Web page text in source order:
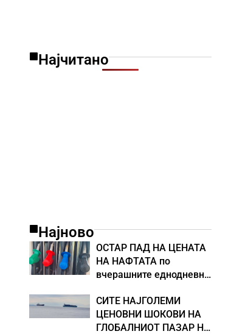
Најчитано
Најново
ОСТАР ПАД НА ЦЕНАТА
НА НАФТАТА по
вчерашните еднодневни
СИТЕ НАЈГОЛЕМИ
ЦЕНОВНИ ШОКОВИ НА
ГЛОБАЛНИОТ ПАЗАР НА